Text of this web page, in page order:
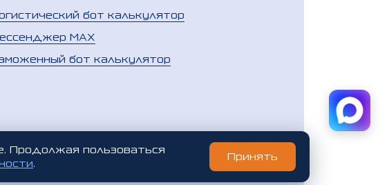
бот калькулятор
MAX
бот калькулятор
Продолжая пользоваться
.
Принять